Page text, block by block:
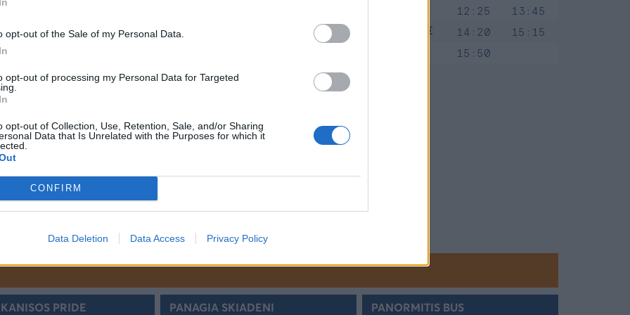
opt-out of the Sale of my Personal Data.
opt-out of processing my Personal Data for Targeted
opt-out of Collection, Use, Retention, Sale, and/or Sharing
Data that Is Unrelated with the Purposes for which it
CONFIRM
Data Deletion Data Access Privacy Policy
09:50
09:55
10:40
10:45
14:05
14:10
18:15
ΣΥΜΗ
13:45
ΣΥΜΗ
17:15
12:25
13:45
ΠΑΝΟΡΜΙΤΗΣ
14:20
15:15
15:50
PRIDE PANAGIA SKIADENI PANORMITIS BUS